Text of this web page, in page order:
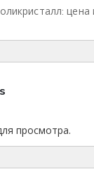
просмотра.